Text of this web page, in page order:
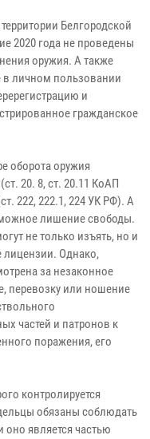
Белгородской
2020 года не проведены
оружия. А также
в личном пользовании
и
гражданское
оборота оружия
20. 8, ст. 20.11 КоАП
222, 222.1, 224 УК РФ). А
лишение свободы.
не только изъять, но и
лицензии. Однако,
за незаконное
перевозку или ношение
частей и патронов к
поражения, его
контролируется
обязаны соблюдать
является частью